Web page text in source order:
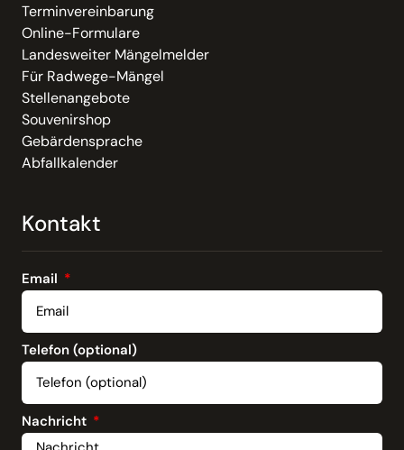
Terminvereinbarung
Online-Formulare
Landesweiter Mängelmelder
Für Radwege-Mängel
Stellenangebote
Souvenirshop
Gebärdensprache
Abfallkalender
Kontakt
Email
Telefon (optional)
Nachricht